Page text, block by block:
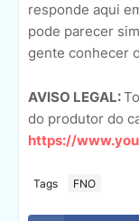
responde aqui
pode parecer
gente conhecer
AVISO LEGAL:
do produtor do
https://
Tags FNO